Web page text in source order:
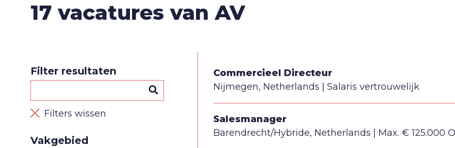
17 vacatures van AV
Filter resultaten
Filters wissen
Vakgebied
Commercieel Directeur
Nijmegen, Netherlands
Salaris vertrouwelijk
Salesmanager
Barendrecht/Hybride, Netherlands
Max. € 125.000